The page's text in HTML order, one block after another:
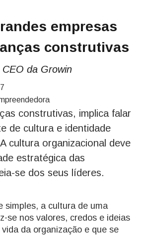
empresas
construtivas
da Growin
construtivas, implica falar
de cultura e identidade
cultura organizacional deve
estratégica das
se dos seus líderes.
simples, a cultura de uma
se nos valores, credos e ideias
da organização e que se